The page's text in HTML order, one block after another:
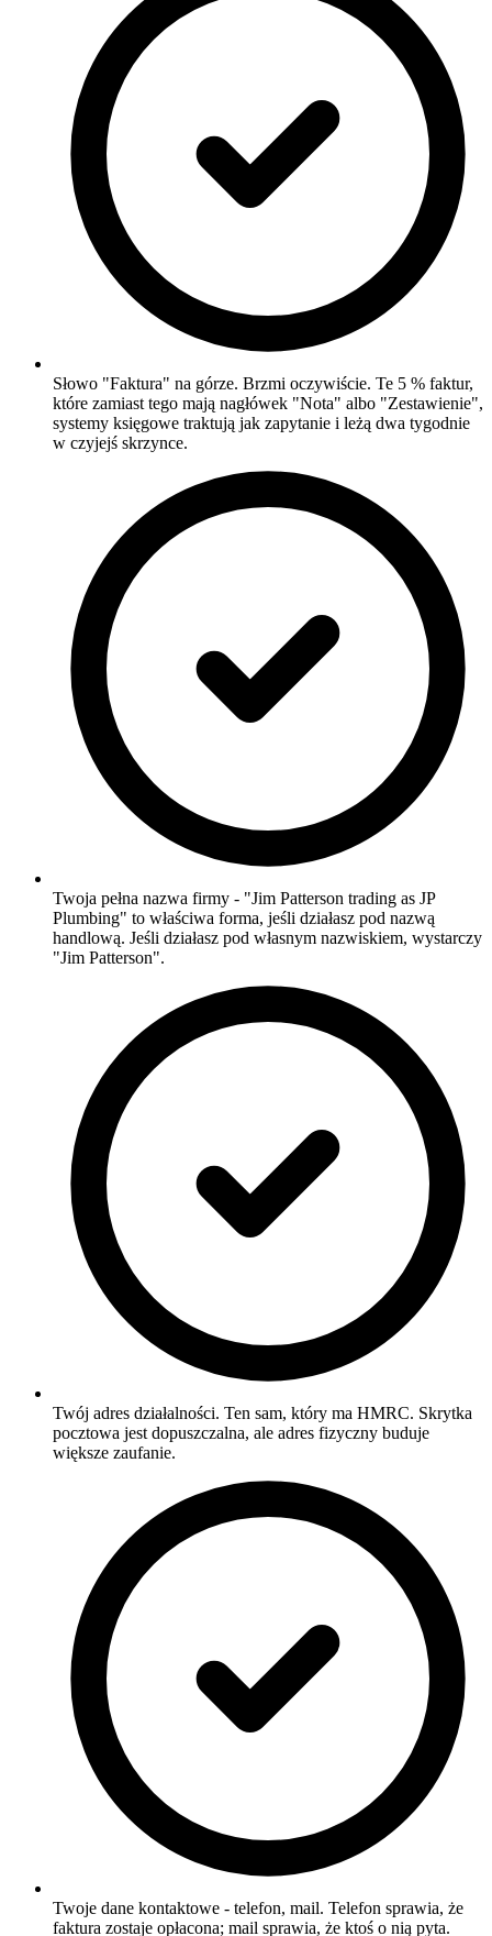
Słowo "Faktura" na górze. Brzmi oczywiście. Te 5 % faktur,
które zamiast tego mają nagłówek "Nota" albo "Zestawienie",
systemy księgowe traktują jak zapytanie i leżą dwa tygodnie
w czyjejś skrzynce.
Twoja pełna nazwa firmy - "Jim Patterson trading as JP
Plumbing" to właściwa forma, jeśli działasz pod nazwą
handlową. Jeśli działasz pod własnym nazwiskiem, wystarczy
"Jim Patterson".
Twój adres działalności. Ten sam, który ma HMRC. Skrytka
pocztowa jest dopuszczalna, ale adres fizyczny buduje
większe zaufanie.
Twoje dane kontaktowe - telefon, mail. Telefon sprawia, że
faktura zostaje opłacona; mail sprawia, że ktoś o nią pyta.